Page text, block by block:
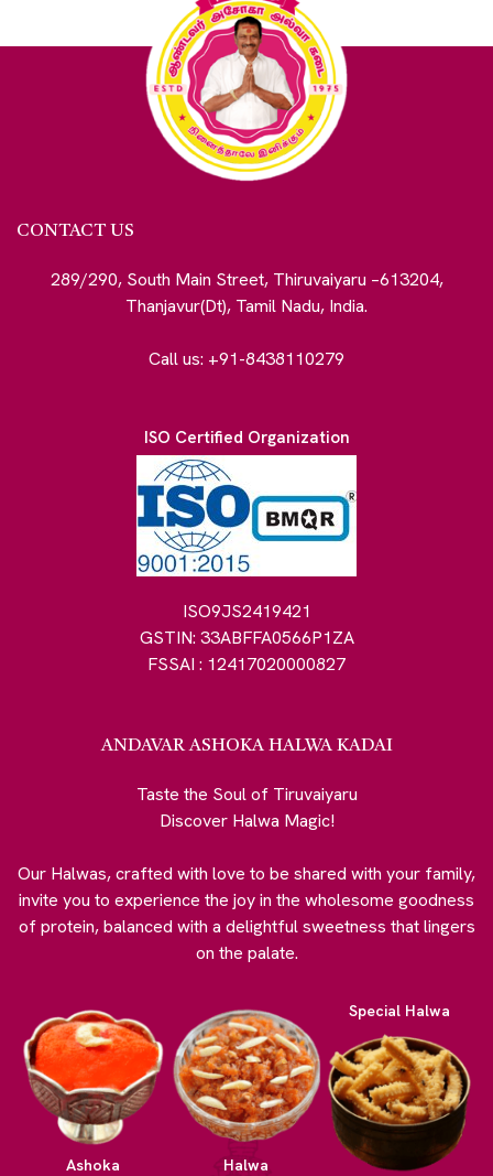
CONTACT US
289/290, South Main Street, Thiruvaiyaru –613204,
Thanjavur(Dt), Tamil Nadu, India.
Call us: +91-8438110279
ISO Certified Organization
ISO9JS2419421
GSTIN: 33ABFFA0566P1ZA
FSSAI : 12417020000827
ANDAVAR ASHOKA HALWA KADAI
Taste the Soul of Tiruvaiyaru
Discover Halwa Magic!
Our Halwas, crafted with love to be shared with your family,
invite you to experience the joy in the wholesome goodness
of protein, balanced with a delightful sweetness that lingers
on the palate.
Ashoka Halwa
Special Halwa